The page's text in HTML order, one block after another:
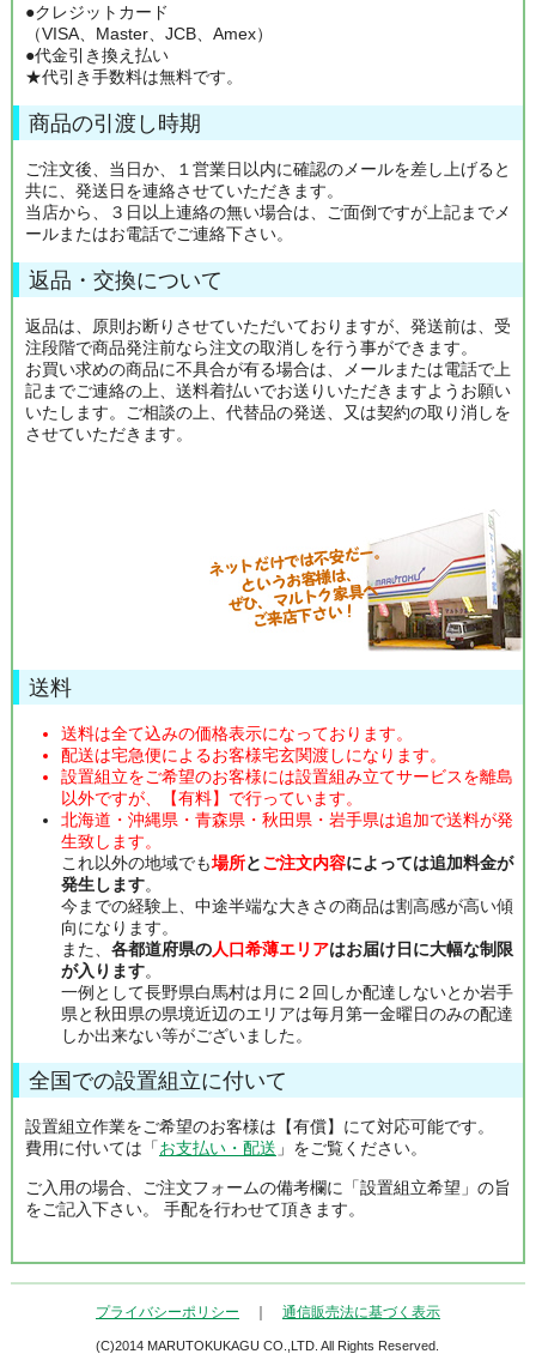
●クレジットカード
（VISA、Master、JCB、Amex）
●代金引き換え払い
★代引き手数料は無料です。
商品の引渡し時期
ご注文後、当日か、１営業日以内に確認のメールを差し上げると
共に、発送日を連絡させていただきます。
当店から、３日以上連絡の無い場合は、ご面倒ですが上記までメ
ールまたはお電話でご連絡下さい。
返品・交換について
返品は、原則お断りさせていただいておりますが、発送前は、受
注段階で商品発注前なら注文の取消しを行う事ができます。
お買い求めの商品に不具合が有る場合は、メールまたは電話で上
記までご連絡の上、送料着払いでお送りいただきますようお願い
いたします。ご相談の上、代替品の発送、又は契約の取り消しを
させていただきます。
送料
送料は全て込みの価格表示になっております。
配送は宅急便によるお客様宅玄関渡しになります。
設置組立をご希望のお客様には設置組み立てサービスを離島
以外ですが、【有料】で行っています。
北海道・沖縄県・青森県・秋田県・岩手県は追加で送料が発
生致します。
これ以外の地域でも場所とご注文内容によっては追加料金が
発生します。
今までの経験上、中途半端な大きさの商品は割高感が高い傾
向になります。
また、 各都道府県の人口希薄エリアはお届け日に大幅な制限
が入ります。
一例として長野県白馬村は月に２回しか配達しないとか岩手
県と秋田県の県境近辺のエリアは毎月第一金曜日のみの配達
しか出来ない等がございました。
全国での設置組立に付いて
設置組立作業をご希望のお客様は【有償】にて対応可能です。
費用に付いては「お支払い・配送 」をご覧ください。
ご入用の場合、ご注文フォームの備考欄に「設置組立希望」の旨
をご記入下さい。 手配を行わせて頂きます。
プライバシーポリシー ｜ 通信販売法に基づく表示
(C)2014 MARUTOKUKAGU CO.,LTD. All Rights Reserved.